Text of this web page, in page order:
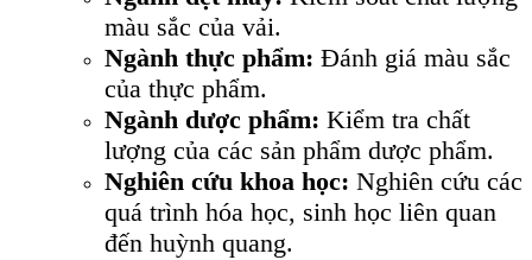
màu sắc của vải.
Ngành thực phẩm: Đánh giá màu sắc
của thực phẩm.
Ngành dược phẩm: Kiểm tra chất
lượng của các sản phẩm dược phẩm.
Nghiên cứu khoa học: Nghiên cứu các
quá trình hóa học, sinh học liên quan
đến huỳnh quang.